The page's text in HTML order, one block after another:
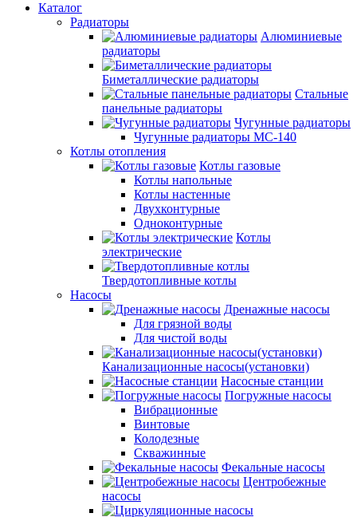
Каталог
Радиаторы
Алюминиевые
радиаторы
Биметаллические радиаторы
Стальные
панельные радиаторы
Чугунные радиаторы
Чугунные радиаторы МС-140
Котлы отопления
Котлы газовые
Котлы напольные
Котлы настенные
Двухконтурные
Одноконтурные
Котлы
электрические
Твердотопливные котлы
Насосы
Дренажные насосы
Для грязной воды
Для чистой воды
Канализационные насосы(установки)
Насосные станции
Погружные насосы
Вибрационные
Винтовые
Колодезные
Скважинные
Фекальные насосы
Центробежные
насосы